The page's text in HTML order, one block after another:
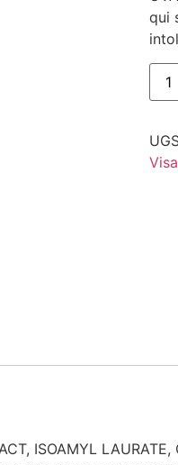
qui
ISOAMYL